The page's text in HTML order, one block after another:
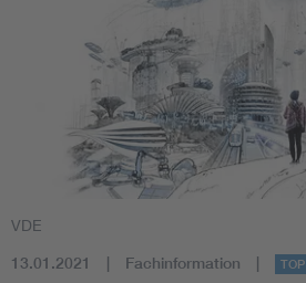
AI & Digital Trust
Health
Mobility
VDE
13.01.2021 Fachinformation TOP